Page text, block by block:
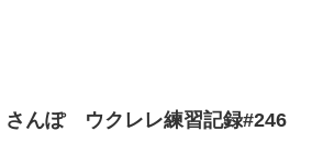
さんぽ ウクレレ練習記録#246